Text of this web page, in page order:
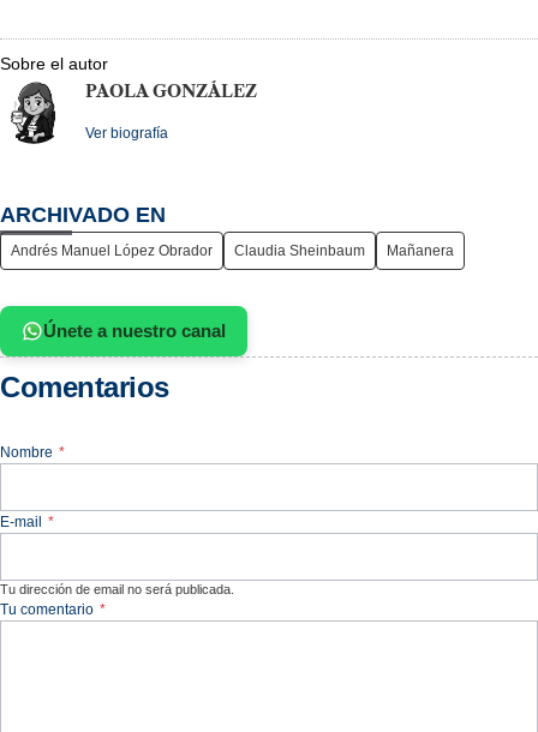
Sobre el autor
PAOLA GONZÁLEZ
Ver biografía
ARCHIVADO EN
Andrés Manuel López Obrador Claudia Sheinbaum Mañanera
Únete a nuestro canal
Comentarios
Nombre *
E-mail *
Tu dirección de email no será publicada.
Tu comentario *